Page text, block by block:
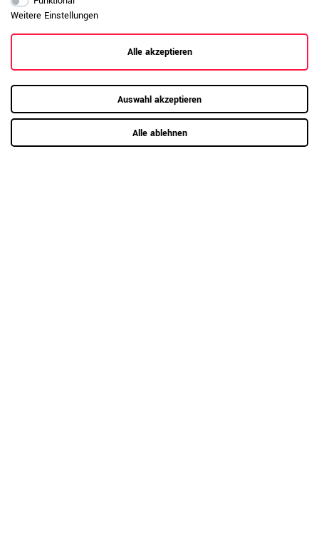
Service
Magazin
Newsletter
Möbelmontage
Aktenschränke
Raumsysteme
Akustik-Stellwände
Rollcontainer
Bürostühle
Schreibtische
Weitere Einstellungen
Alle akzeptieren
Auswahl akzeptieren
Alle ablehnen